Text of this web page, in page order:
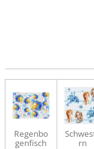
Regenbo
genfisch
rn